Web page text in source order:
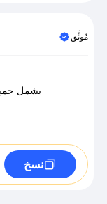
مُوثَّق
يشمل
نسخ